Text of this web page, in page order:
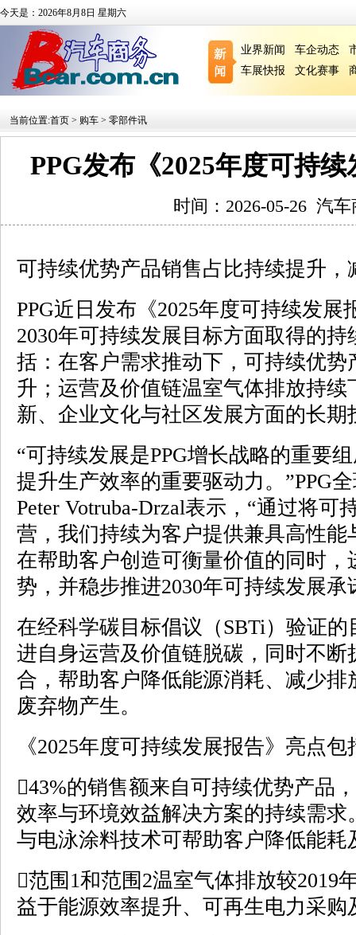
今天是：2026年8月8日 星期六
业界新闻 车企动态
车展快报
文化赛事
当前位置:首页 > 购车 > 零部件讯
PPG发布《2025年度可持
时间：2026-05-26 汽车
可持续优势产品销售占比持续提升，
PPG近日发布《2025年度可持续发
2030年可持续发展目标方面取得的
括：在客户需求推动下，可持续优
升；运营及价值链温室气体排放持
新、企业文化与社区发展方面的长期
“可持续发展是PPG增长战略的重要
提升生产效率的重要驱动力。”PPG
Peter Votruba-Drzal表示，“通过将可
营，我们持续为客户提供兼具高性
在帮助客户创造可衡量价值的同时，
势，并稳步推进2030年可持续发展承
在经科学碳目标倡议（SBTi）验证的
进自身运营及价值链脱碳，同时不
合，帮助客户降低能源消耗、减少
废弃物产生。
《2025年度可持续发展报告》亮点包
43%的销售额来自可持续优势产品
效率与环境效益解决方案的持续需
与电泳涂料技术可帮助客户降低能耗
范围1和范围2温室气体排放较2019
益于能源效率提升、可再生电力采购